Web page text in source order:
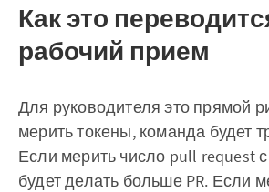
Как это
рабочий прием
Для руководителя это прямой
мерить токены, команда будет
Если мерить число pull request
будет делать больше PR. Если